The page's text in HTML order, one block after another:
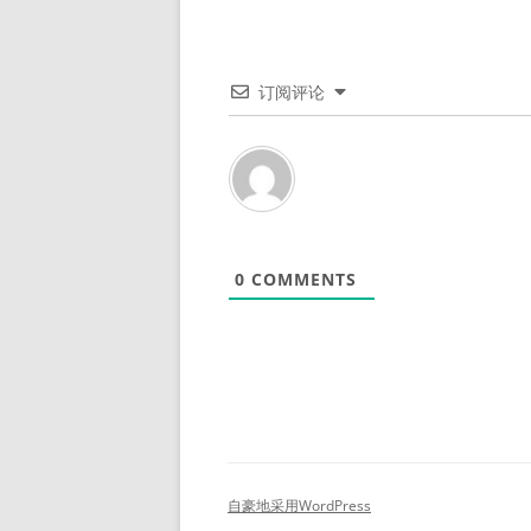
订阅评论
0 COMMENTS
自豪地采用WordPress